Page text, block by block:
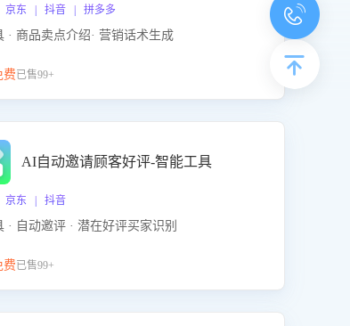
京东 | 抖音 | 拼多多
· 商品卖点介绍· 营销话术生成
费已售99+
AI自动邀请顾客好评-智能工具
京东 | 抖音
· 自动邀评 · 潜在好评买家识别
费已售99+